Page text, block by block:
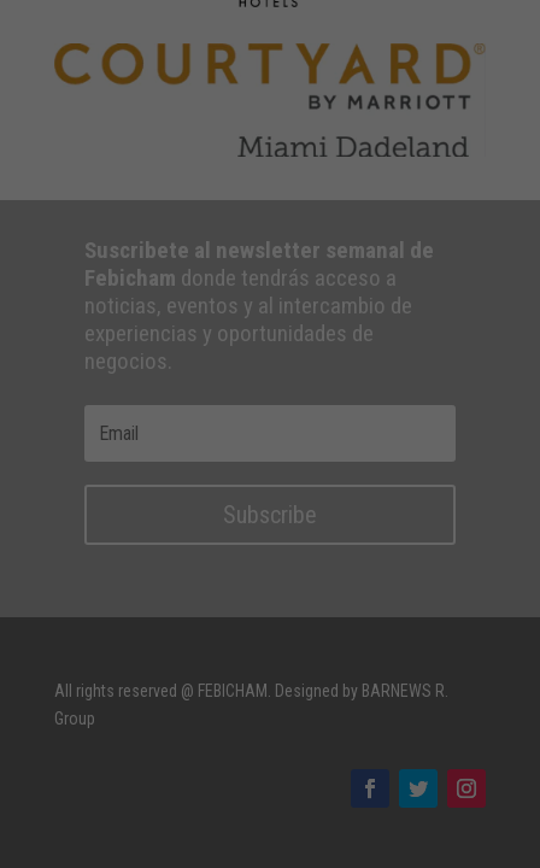
Suscribete al newsletter semanal de
Febicham donde tendrás acceso a
noticias, eventos y al intercambio de
experiencias y oportunidades de
negocios.
Subscribe
All rights reserved @ FEBICHAM. Designed by BARNEWS R.
Group